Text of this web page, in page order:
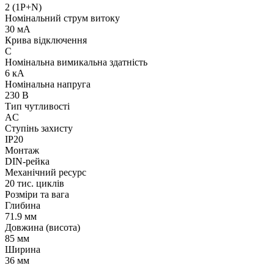
2 (1P+N)
Номінальний струм витоку
30 мА
Крива відключення
C
Номінальна вимикальна здатність
6 кА
Номінальна напруга
230 В
Тип чутливості
AC
Ступінь захисту
IP20
Монтаж
DIN-рейка
Механічний ресурс
20 тис. циклів
Розміри та вага
Глибина
71.9 мм
Довжина (висота)
85 мм
Ширина
36 мм